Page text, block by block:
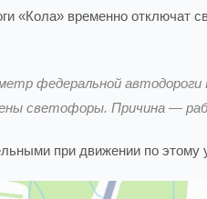
«Кола» временно отключат
федеральной автодороги
светофоры. Причина —
при движении по этому